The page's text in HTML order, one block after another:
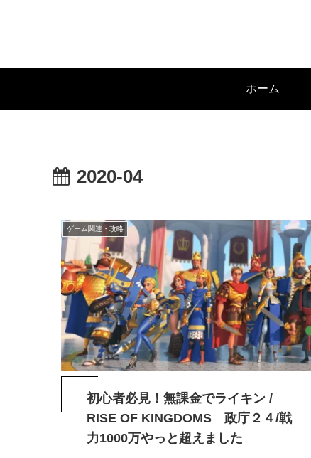
ホーム
2020-04
ゲーム関連・攻略
初心者必見！無課金でライキン /
RISE OF KINGDOMS 政庁２４/戦
力1000万やっと超えました